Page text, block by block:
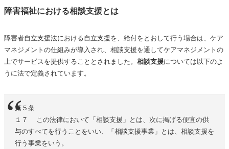
障害福祉における相談支援とは
障害者自立支援法における自立支援を、給付をとおして行う場合は、ケア
マネジメントの仕組みが導入され、相談支援を通してケアマネジメントの
上でサービスを提供することとされました。 相談支援については以下のよ
うに法で定義されています。
第５条
１７ この法律において「相談支援」とは、次に掲げる便宜の供
与のすべてを行うことをいい、「相談支援事業」とは、相談支援を
行う事業をいう。